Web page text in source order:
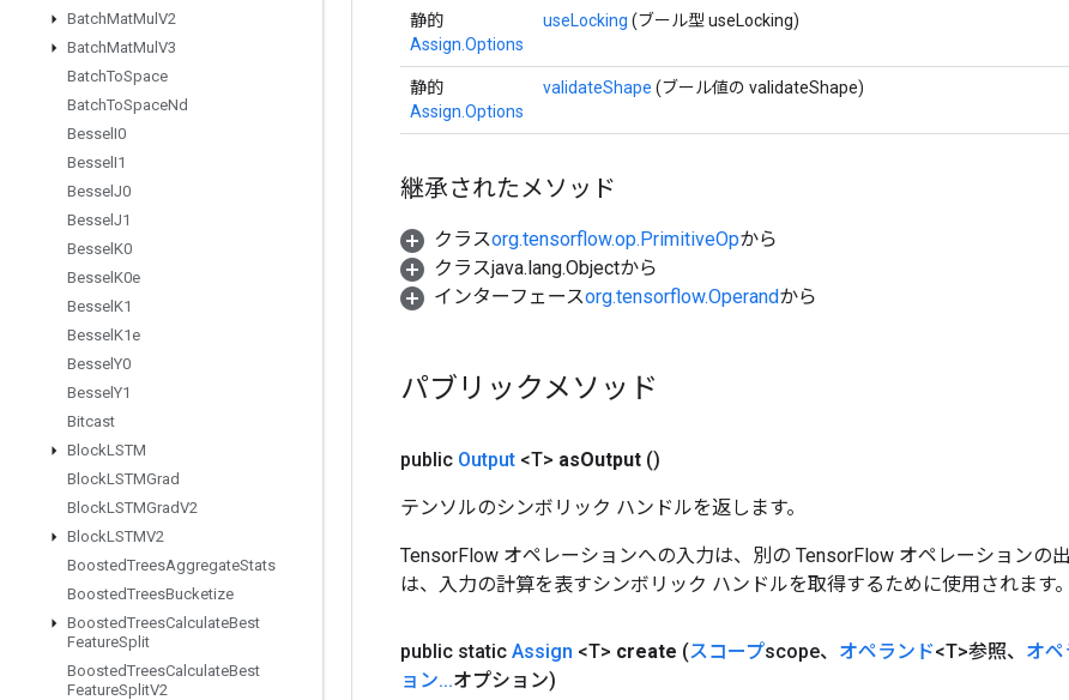
BatchMatMul V2
BatchMatMul V3
BatchToSpace
BatchToSpaceNd
Bessel I0
Bessel I1
Bessel J0
Bessel J1
Bessel K0
Bessel K0e
Bessel K1
Bessel K1e
Bessel Y0
Bessel Y1
Bitcast
BlockLSTM
BlockLSTMGrad
BlockLSTMGradV2
BlockLSTMV2
BoostedTreesAggregateStats
BoostedTreesBucketize
BoostedTreesCalculateBest
FeatureSplit
BoostedTreesCalculateBest
FeatureSplitV2
静的
Assign.Options
useLocking (ブール型 useLocking)
静的
Assign.Options
validateShape (ブール値の validateShape)
継承されたメソッド
クラスorg.tensorflow.op.PrimitiveOpから
クラスjava.lang.Objectから
インターフェースorg.tensorflow.Operandから
パブリックメソッド
public Output <T> asOutput ()
テンソルのシンボリック ハンドルを返します。
TensorFlow オペレーションへの入力は、別の TensorFlow オペレーションの
は、入力の計算を表すシンボリック ハンドルを取得するために使用されます。
public static Assign <T> create (スコープscope、 オペランド<T>参照、 オペ
ョン...オプション)